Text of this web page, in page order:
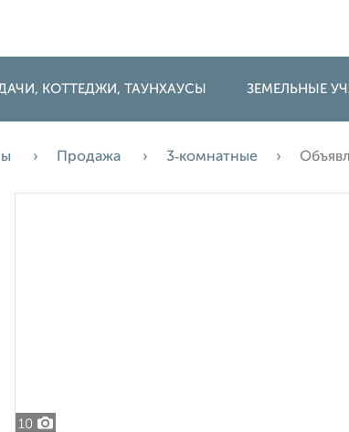
КОТТЕДЖИ, ТАУНХАУСЫ ЗЕМЕЛЬНЫЕ
Продажа 3‑комнатные
10